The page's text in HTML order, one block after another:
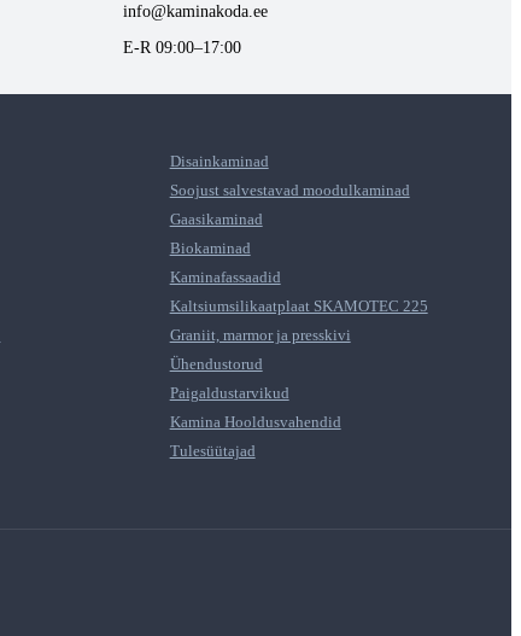
info@kaminakoda.ee
E-R 09:00–17:00
Disainkaminad
Soojust salvestavad moodulkaminad
Gaasikaminad
Biokaminad
Kaminafassaadid
Kaltsiumsilikaatplaat SKAMOTEC 225
Graniit, marmor ja presskivi
Ühendustorud
Paigaldustarvikud
Kamina Hooldusvahendid
Tulesüütajad